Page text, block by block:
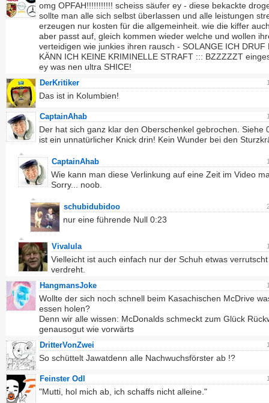
omg OPFAH!!!!!!!!!!! scheiss säufer ey - diese bekackte
sollte man alle sich selbst überlassen und alle leistungen
erzeugen nur kosten für die allgemeinheit. wie die kiffer
aber passt auf, gleich kommen wieder welche und wollen
verteidigen wie junkies ihren rausch - SOLANGE ICH DRUF
KÄNN ICH KEINE KRIMINELLE STRAFT ::: BZZZZZT
ey was nen ultra SHICE!
DerKritiker
Das ist in Kolumbien!
CaptainAhab
Der hat sich ganz klar den Oberschenkel gebrochen. Siehe
ist ein unnatürlicher Knick drin! Kein Wunder bei den
CaptainAhab
Wie kann man diese Verlinkung auf eine Zeit im Video
Sorry... noob.
schubidubidoo
nur eine führende Null 0:23
Vivalula
Vielleicht ist auch einfach nur der Schuh etwas
verdreht.
HangmansJoke
Wollte der sich noch schnell beim Kasachischen McDrive
essen holen?
Denn wir alle wissen: McDonalds schmeckt zum Glück
genausogut wie vorwärts
DritterVonZwei
So schüttelt Jawatdenn alle Nachwuchsförster ab !?
Feinster Odl
"Mutti, hol mich ab, ich schaffs nicht alleine."